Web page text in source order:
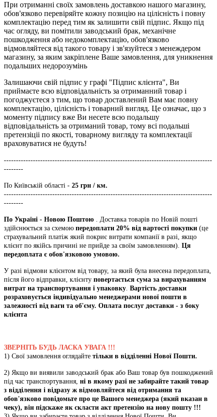
При отриманні своїх замовлень доставкою нашого магазину,
обов'язково перевіряйте кожну позицію на цілісність і повну
комплектацію перед тим як залишити свій підпис. Якщо під
час огляду, ви помітили заводський брак, механічне
пошкодження або недокомплектацію, обов'язково
відмовляйтеся від такого товару і зв'язуйтеся з менеждером
магазину, за яким закріплене Ваше замовлення, для уникнення
подальших недорозумінь
Залишаючи свій підпис у графі "Підпис клієнта", Ви
приймаєте всю відповідальність за отриманний товар і
погоджуєтеся з тим, що товар доставлений Вам має повну
комплектацію, цілісність і товарний вигляд. Це означає, що з
моменту підпису вже Ви несете всю подальшу
відповідальність за отриманий товар, тому всі подальші
претензіціі по якості, товарному вигляду та комплектації
враховуватися не будуть!
--------------------------------------------------------------------------------------
--------
По Київській області - 25 грн / км.
--------------------------------------------------------------------------------------
--------
По Україні - Новою Поштою . Доставка товарів по Новій пошті
здійснюється за схемою передоплати 20% від вартості покупки (це
страхувальний платіж який покриє витрати компанії в разі, якщо
клієнт по якійсь причині не прийде за своїм замовленням). Ця
передоплата є обов'язковою умовою.
У разі відмови клієнтом від товару, за який була внесена передоплата,
після його відправки, клієнту повертається сума за вирахуванням
витрат на транспортування і упаковку. Вартість доставки
розраховується індивідуально менеджерами нової пошти в
залежності від ваги та об'єму. Оплата послуг доставки - з боку
клієнта
ЗВЕРНІТЬ БУДЬ ЛАСКА УВАГА !!!
1) Свої замовлення оглядайте тільки в відділенні Нової Пошти.
2) Якщо ви виявили заводський брак або Ваш товар був пошкоджений
під час транспортування, ні в якому разі не забирайте такий товар
з відділення і відразу ж відмовляйтеся від отримання та
обов'язково повідомьте про це Вашого менеджера (який вказан в
чеку), він підскаже як скласти акт претензію на нову пошту !!!